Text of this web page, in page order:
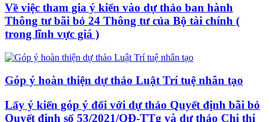
Về việc tham gia ý kiến vào dự thảo ban hành
Thông tư bãi bỏ 24 Thông tư của Bộ tài chính (
trong lĩnh vực giá )
Góp ý hoàn thiện dự thảo Luật Trí tuệ nhân tạo
Lấy ý kiến góp ý đối với dự thảo Quyết định bãi bỏ
Quyết định số 53/2021/QĐ-TTg và dự thảo Chị thị